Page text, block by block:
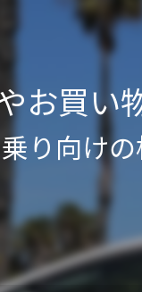
車 リースの基礎〜契
お買い
り向け